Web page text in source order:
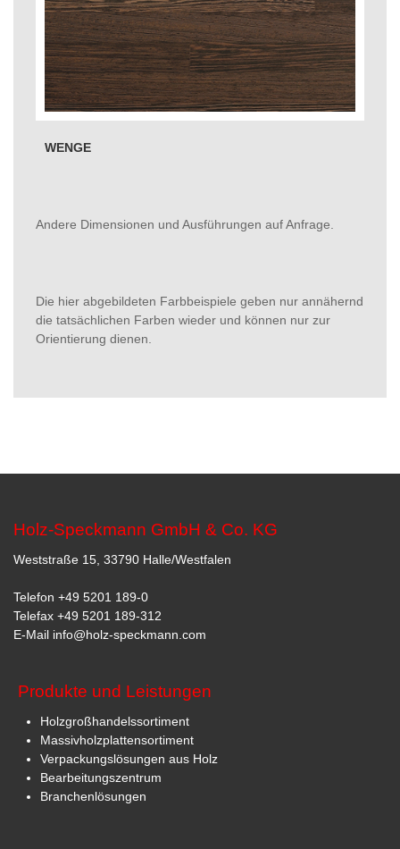
WENGE
Andere Dimensionen und Ausführungen auf Anfrage.
Die hier abgebildeten Farbbeispiele geben nur annähernd
die tatsächlichen Farben wieder und können nur zur
Orientierung dienen.
Holz-Speckmann GmbH & Co. KG
Weststraße 15, 33790 Halle/Westfalen
Telefon +49 5201 189-0
Telefax +49 5201 189-312
E-Mail info@holz-speckmann.com
Produkte und Leistungen
Holzgroßhandelssortiment
Massivholzplattensortiment
Verpackungslösungen aus Holz
Bearbeitungszentrum
Branchenlösungen